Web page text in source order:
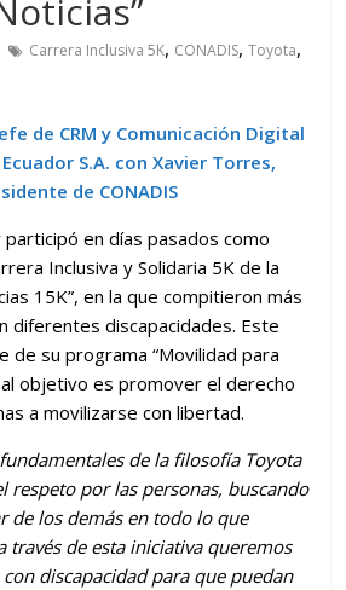
Carrera Inclusiva 5K, CONADIS,Toyota,
de CRM y Comunicación Digital
S.A. con Xavier Torres,
de CONADIS
en días pasados como
Inclusiva y Solidaria 5K de la
15K”, en la que compitieron más
diferentes discapacidades. Este
de su programa “Movilidad para
objetivo es promover el derecho
a movilizarse con libertad.
de la filosofía Toyota
respeto por las personas, buscando
de los demás en todo lo que
través de esta iniciativa queremos
discapacidad para que puedan